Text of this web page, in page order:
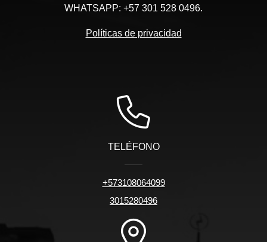
WHATSAPP: +57 301 528 0496.
Políticas de privacidad
TELÉFONO
+573108064099
3015280496